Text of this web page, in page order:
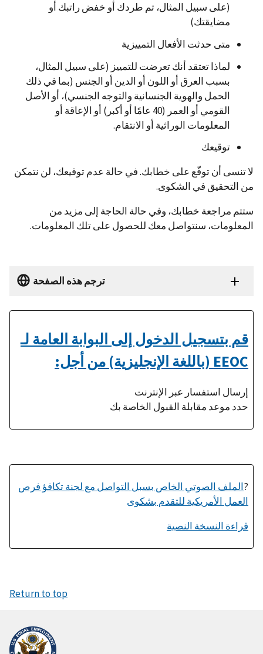
(على سبيل المثال، تم طردك أو خفض راتبك أو
مضايقتك)
متى حدثت الأفعال التمييزية
لماذا تعتقد أنك تعرضت للتمييز (على سبيل المثال،
بسبب العرق أو اللون أو الدين أو الجنس (بما في ذلك
الحمل والهوية الجنسانية والتوجه الجنسي)، أو الأصل
القومي أو العمر (40 عامًا أو أكبر) أو الإعاقة أو
المعلومات الوراثية أو الانتقام.
توقيعك
لا تنسى أن توقّع على خطابك. في حالة عدم توقيعك، لن نتمكن
من التحقيق في الشكوى.
ستتم مراجعة خطابك، وفي حالة الحاجة إلى مزيد من
المعلومات، سنتواصل معك للحصول على تلك المعلومات.
ترجم هذه الصفحة
قم بتسجيل الدخول إلى البوابة العامة لـ
EEOC (باللغة الإنجليزية) من أجل:
إرسال استفسار عبر الإنترنت
حدد موعد مقابلة القبول الخاصة بك
?الملف الصوتي الخاص بسبل التواصل مع لجنة تكافؤ فرص
العمل الأمريكية للتقدم بشكوى
قراءة النسخة النصية
Return to top